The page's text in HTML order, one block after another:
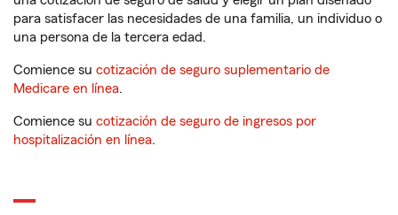
para satisfacer las necesidades de una familia, un individuo o
una persona de la tercera edad.
Comience su cotización de seguro suplementario de
Medicare en línea.
Comience su cotización de seguro de ingresos por
hospitalización en línea.